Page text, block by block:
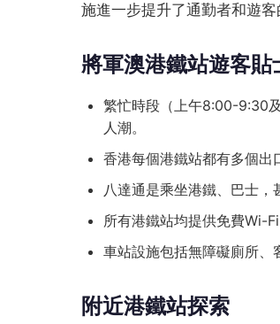
施進一步提升了通勤者和遊客
將軍澳港鐵站遊客貼
繁忙時段（上午8:00-9:30
人潮。
香港每個港鐵站都有多個出
八達通是乘坐港鐵、巴士，
所有港鐵站均提供免費Wi-
車站設施包括無障礙廁所、
附近港鐵站探索